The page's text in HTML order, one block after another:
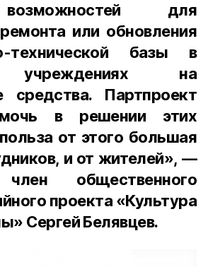
для
или обновления
технической базы в
учреждениях на
средства. Партпроект
в решении этих
от этого большая
и от жителей», —
член общественного
проекта «Культура
Сергей Белявцев.